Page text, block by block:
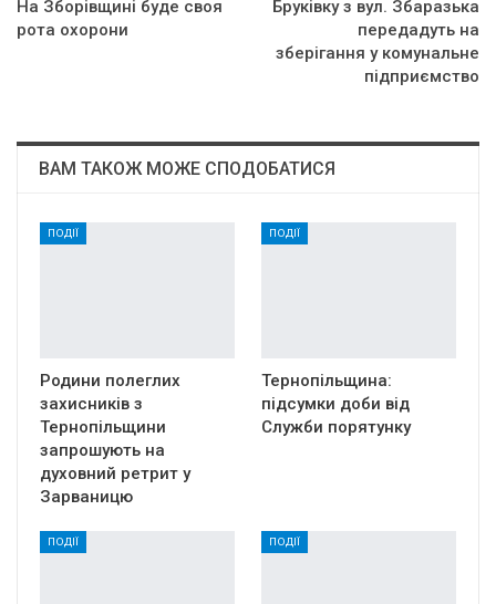
На Зборівщині буде своя
рота охорони
Бруківку з вул. Збаразька
передадуть на
зберігання у комунальне
підприємство
ВАМ ТАКОЖ МОЖЕ СПОДОБАТИСЯ
ПОДІЇ
Родини полеглих
захисників з
Тернопільщини
запрошують на
духовний ретрит у
Зарваницю
ПОДІЇ
Тернопільщина:
підсумки доби від
Служби порятунку
ПОДІЇ ПОДІЇ